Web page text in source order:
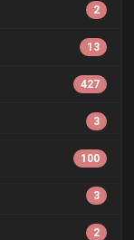
2
13
427
3
100
3
2